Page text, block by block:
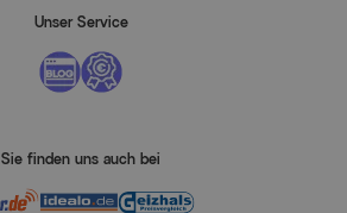
Unser Service
Sie finden uns auch bei